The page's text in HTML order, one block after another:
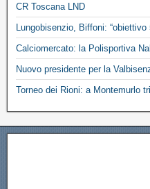
CR Toscana LND
Lungobisenzio, Biffoni: “obiettivo
Calciomercato: la Polisportiva
Nuovo presidente per la
Torneo dei Rioni: a Montemurlo